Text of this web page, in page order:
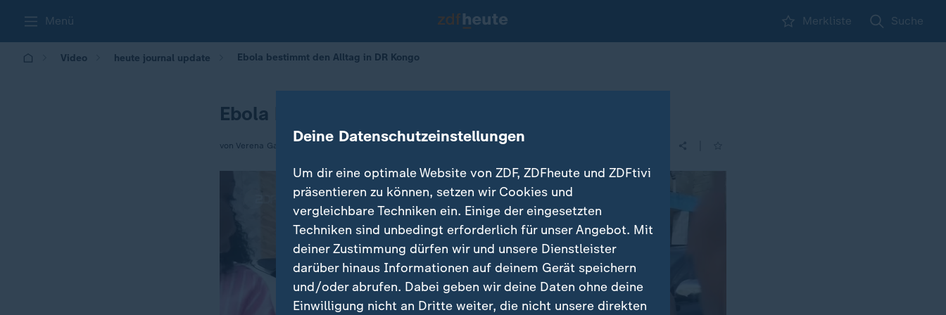
Menü Merkliste Suche
Video heute journal update Ebola bestimmt den Alltag in DR Kongo
Ebola bestimmt den Alltag in DR Kongo
von Verena GarrettDeine Datenschutzeinstellungen
Um dir eine optimale Website von ZDF, ZDFheute und ZDFtivi
präsentieren zu können, setzen wir Cookies und
vergleichbare Techniken ein. Einige der eingesetzten
Techniken sind unbedingt erforderlich für unser Angebot. Mit
deiner Zustimmung dürfen wir und unsere Dienstleister
darüber hinaus Informationen auf deinem Gerät speichern
und/oder abrufen. Dabei geben wir deine Daten ohne deine
Einwilligung nicht an Dritte weiter, die nicht unsere direkten